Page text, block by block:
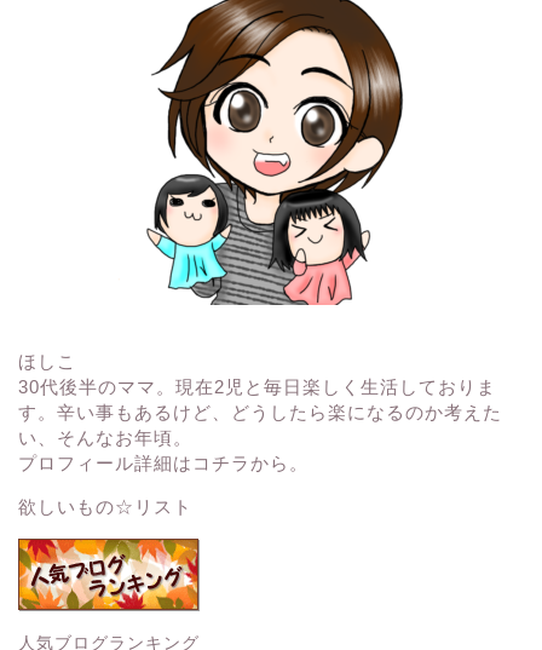
ほしこ
30代後半のママ。現在2児と毎日楽しく生活しておりま
す。辛い事もあるけど、どうしたら楽になるのか考えた
い、そんなお年頃。
プロフィール詳細はコチラから。
欲しいもの☆リスト
人気ブログランキング